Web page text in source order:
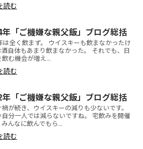
読む
「ご機嫌な親父飯」ブログ総括
は全く飲まず。 ウイスキーも飲まなかったけ
酒自体もあまり飲まなかった。 それでも、日
む機会が増え...
読む
「ご機嫌な親父飯」ブログ総括
禍が続き、ウイスキーの減りも少ないです。
自分一人では減らないですね。 宅飲みを開催
みんなに飲んでもら...
読む